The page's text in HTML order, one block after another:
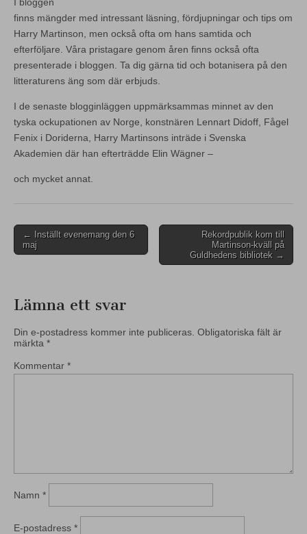
finns mängder med intressant läsning, fördjupningar och tips om
Harry Martinson, men också ofta om hans samtida och
efterföljare. Våra pristagare genom åren finns också ofta
presenterade i bloggen. Ta dig gärna tid och botanisera på den
litteraturens äng som där erbjuds.
I de senaste blogginläggen uppmärksammas minnet av den
tyska ockupationen av Norge, konstnären Lennart Didoff, Fågel
Fenix i Doriderna, Harry Martinsons inträde i Svenska
Akademien där han efterträdde Elin Wägner –
och mycket annat.
Post
navigation
← Inställt evenemang den 6
maj
Rekordpublik kom till
Martinson-kväll på
Guldhedens bibliotek →
Lämna ett svar
Din e-postadress kommer inte publiceras. Obligatoriska fält är
märkta *
Kommentar *
Namn *
E-postadress *